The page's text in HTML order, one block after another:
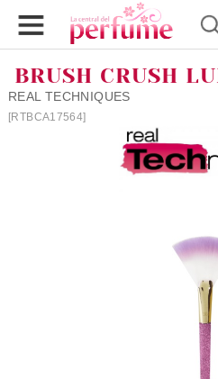
BRUSH CRUSH
REAL TECHNIQUES
[RTBCA17564]